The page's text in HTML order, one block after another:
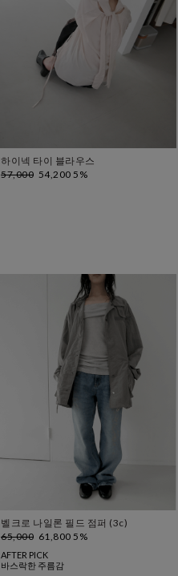
하이넥 타이 블라우스
57,000 54,200 5%
벨크로 나일론 필드 점퍼 (3c)
65,000 61,800 5%
AFTER PICK
바스락한 주름감